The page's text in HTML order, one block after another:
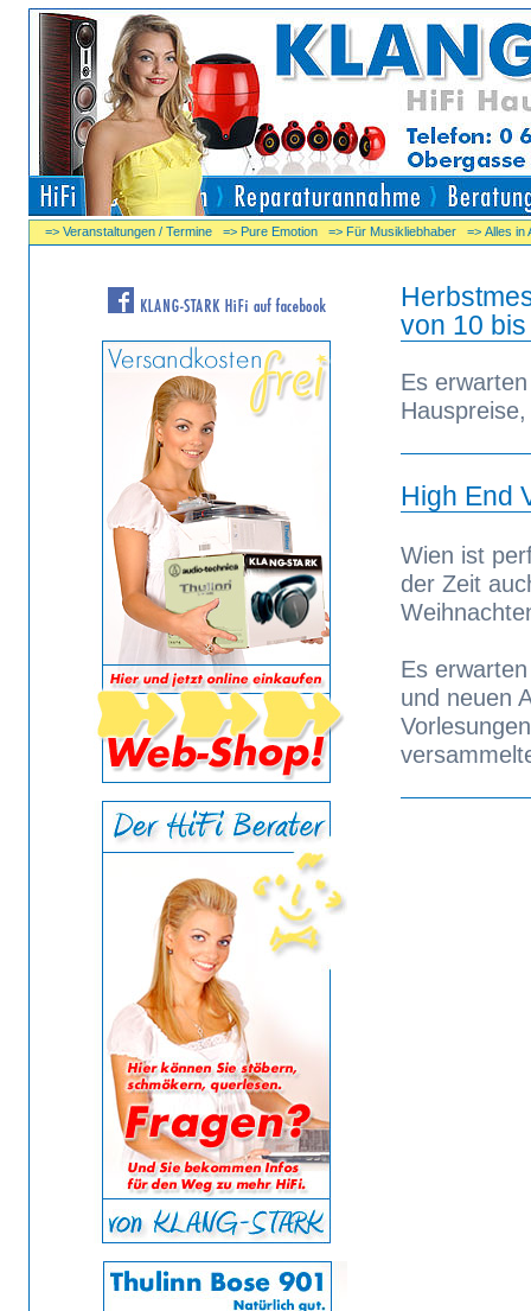
=> Veranstaltungen / Termine => Pure Emotion => Für Musikliebhaber => Alles in
von 10
Es
High End
Wien ist
der Zeit
Es
und neuen